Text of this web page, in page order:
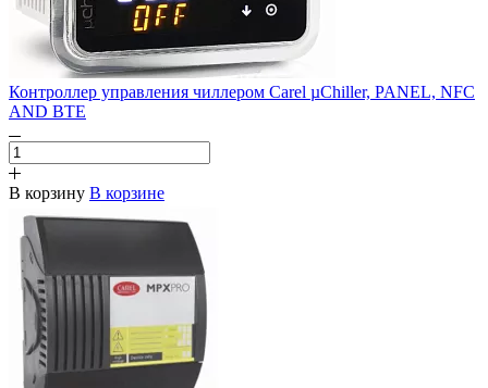
Контроллер управления чиллером Carel µChiller, PANEL, NFC
AND BTE
В корзину В корзине